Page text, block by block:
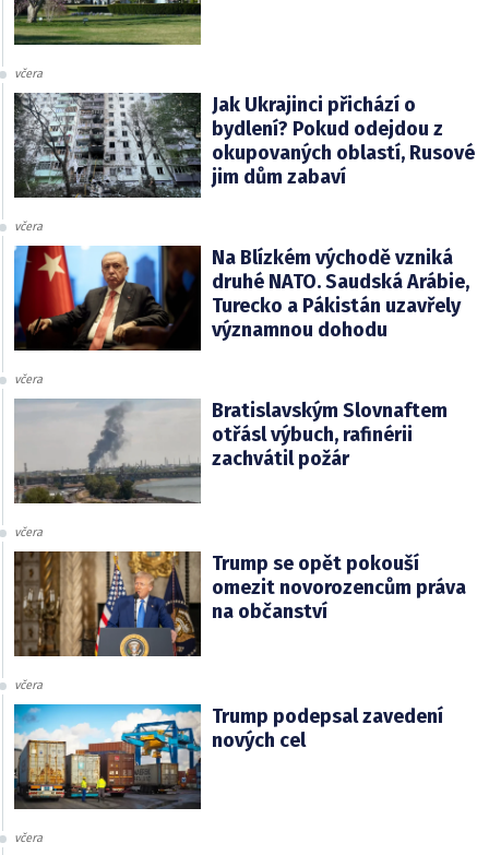
včera
Jak Ukrajinci přichází o
bydlení? Pokud odejdou z
okupovaných oblastí, Rusové
jim dům zabaví
včera
Na Blízkém východě vzniká
druhé NATO. Saudská Arábie,
Turecko a Pákistán uzavřely
významnou dohodu
včera
Bratislavským Slovnaftem
otřásl výbuch, rafinérii
zachvátil požár
včera
Trump se opět pokouší
omezit novorozencům práva
na občanství
včera
Trump podepsal zavedení
nových cel
včera